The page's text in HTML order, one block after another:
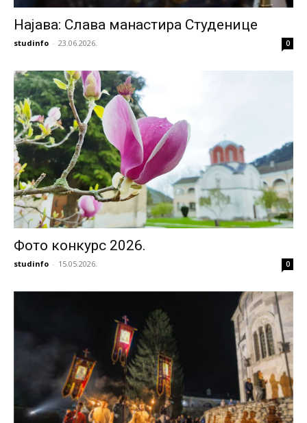
Најава: Слава манастира Студенице
studinfo - 23.06.2026. 0
Фото конкурс 2026.
studinfo - 15.05.2026. 0